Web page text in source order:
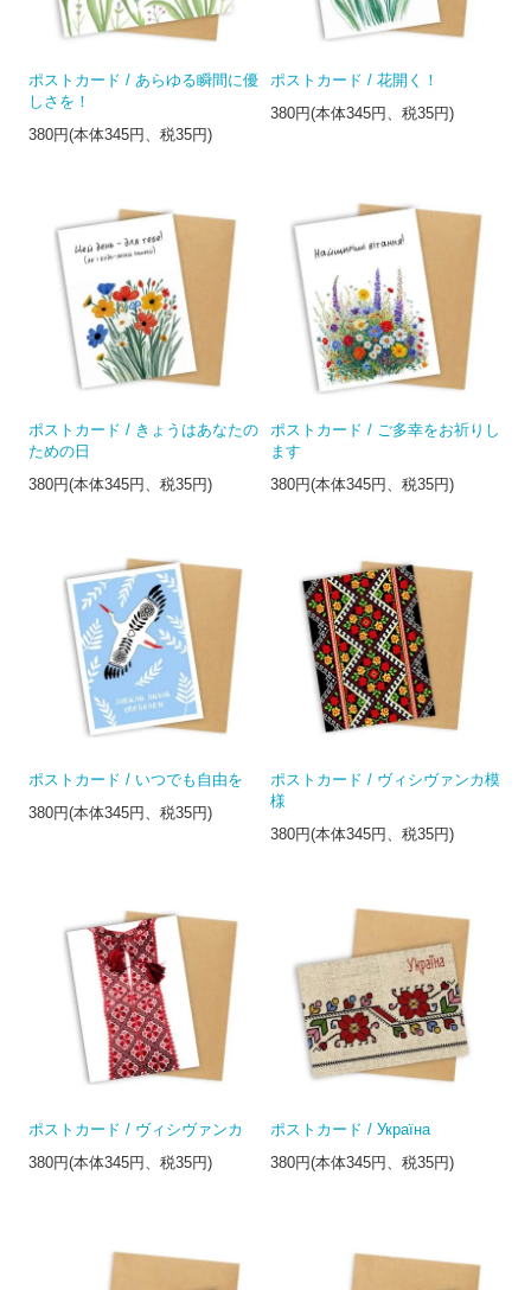
ポストカード / あらゆる瞬間に優
しさを！
380円(本体345円、税35円)
ポストカード / 花開く！
380円(本体345円、税35円)
ポストカード / きょうはあなたの
ための日
380円(本体345円、税35円)
ポストカード / ご多幸をお祈りし
ます
380円(本体345円、税35円)
ポストカード / いつでも自由を
380円(本体345円、税35円)
ポストカード / ヴィシヴァンカ模
様
380円(本体345円、税35円)
ポストカード / ヴィシヴァンカ
380円(本体345円、税35円)
ポストカード / Україна
380円(本体345円、税35円)